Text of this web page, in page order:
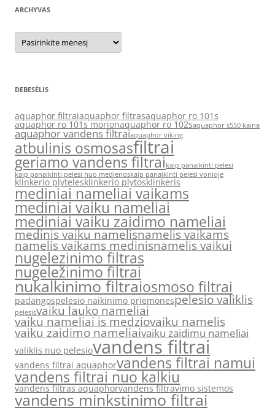
ARCHYVAS
Archyvas
DEBESĖLIS
aquaphor filtraiaquaphor filtrasaquaphor ro 101s
aquaphor ro 101s morionaquaphor ro 102saquaphor s550 kaina
aquaphor vandens filtraiaquaphor viking
atbulinis osmosasfiltrai
geriamo vandens filtraikaip panaikinti pelesi
kaip panaikinti pelesi nuo medienoskaip panaikinti pelesi vonioje
klinkerio plytelesklinkerio plytosklinkeris
mediniai nameliai vaikams
mediniai vaiku nameliai
mediniai vaiku zaidimo nameliai
medinis vaiku namelisnamelis vaikams
namelis vaikams medinisnamelis vaikui
nugelezinimo filtras
nugeležinimo filtrai
nukalkinimo filtraiosmoso filtrai
padangospelesio naikinimo priemonespelesio valiklis
pelesisvaiku lauko nameliai
vaiku nameliai is medziovaiku namelis
vaiku zaidimo nameliaivaiku zaidimu nameliai
valiklis nuo pelesiovandens filtrai
vandens filtrai aquaphorvandens filtrai namui
vandens filtrai nuo kalkiu
vandens filtras aquaphorvandens filtravimo sistemos
vandens minkstinimo filtrai